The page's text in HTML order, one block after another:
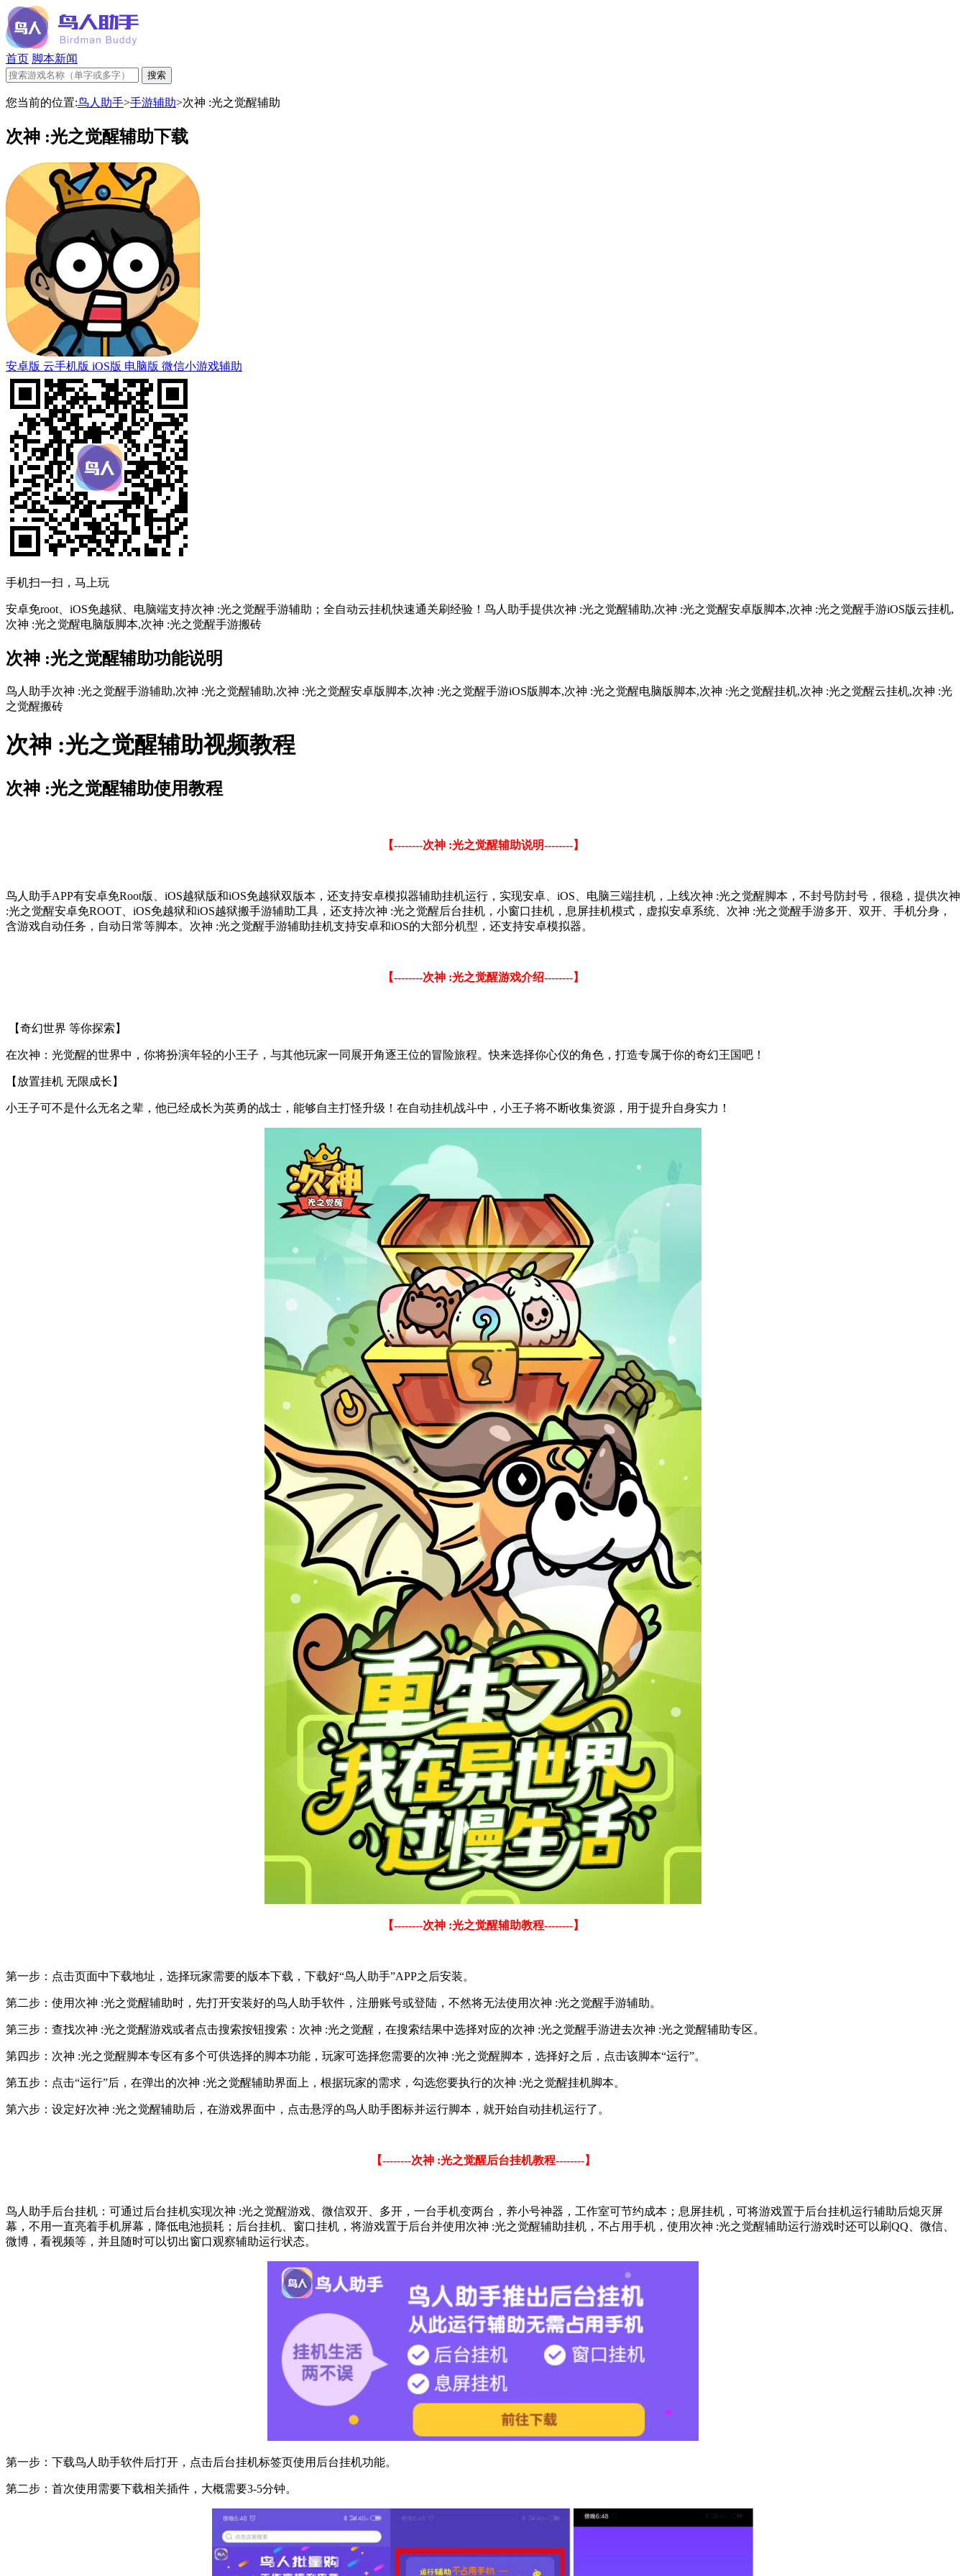
首页 脚本新闻
您当前的位置:鸟人助手>手游辅助>次神 :光之觉醒辅助
次神 :光之觉醒辅助下载
安卓版 云手机版 iOS版 电脑版 微信小游戏辅助
手机扫一扫，马上玩
安卓免root、iOS免越狱、电脑端支持次神 :光之觉醒手游辅助；全自动云挂机快速通关刷经验！鸟人助手提供次神 :光之觉醒辅助,次神 :光之觉醒安卓版脚本,次神 :光之觉醒手游iOS版云挂机,
次神 :光之觉醒电脑版脚本,次神 :光之觉醒手游搬砖
次神 :光之觉醒辅助功能说明
鸟人助手次神 :光之觉醒手游辅助,次神 :光之觉醒辅助,次神 :光之觉醒安卓版脚本,次神 :光之觉醒手游iOS版脚本,次神 :光之觉醒电脑版脚本,次神 :光之觉醒挂机,次神 :光之觉醒云挂机,次神 :光
之觉醒搬砖
次神 :光之觉醒辅助视频教程
次神 :光之觉醒辅助使用教程
【--------次神 :光之觉醒辅助说明--------】
鸟人助手APP有安卓免Root版、iOS越狱版和iOS免越狱双版本，还支持安卓模拟器辅助挂机运行，实现安卓、iOS、电脑三端挂机，上线次神 :光之觉醒脚本，不封号防封号，很稳，提供次神
:光之觉醒安卓免ROOT、iOS免越狱和iOS越狱搬手游辅助工具，还支持次神 :光之觉醒后台挂机，小窗口挂机，息屏挂机模式，虚拟安卓系统、次神 :光之觉醒手游多开、双开、手机分身，
含游戏自动任务，自动日常等脚本。次神 :光之觉醒手游辅助挂机支持安卓和iOS的大部分机型，还支持安卓模拟器。
【--------次神 :光之觉醒游戏介绍--------】
【奇幻世界 等你探索】
在次神：光觉醒的世界中，你将扮演年轻的小王子，与其他玩家一同展开角逐王位的冒险旅程。快来选择你心仪的角色，打造专属于你的奇幻王国吧！
【放置挂机 无限成长】
小王子可不是什么无名之辈，他已经成长为英勇的战士，能够自主打怪升级！在自动挂机战斗中，小王子将不断收集资源，用于提升自身实力！
【--------次神 :光之觉醒辅助教程--------】
第一步：点击页面中下载地址，选择玩家需要的版本下载，下载好“鸟人助手”APP之后安装。
第二步：使用次神 :光之觉醒辅助时，先打开安装好的鸟人助手软件，注册账号或登陆，不然将无法使用次神 :光之觉醒手游辅助。
第三步：查找次神 :光之觉醒游戏或者点击搜索按钮搜索：次神 :光之觉醒，在搜索结果中选择对应的次神 :光之觉醒手游进去次神 :光之觉醒辅助专区。
第四步：次神 :光之觉醒脚本专区有多个可供选择的脚本功能，玩家可选择您需要的次神 :光之觉醒脚本，选择好之后，点击该脚本“运行”。
第五步：点击“运行”后，在弹出的次神 :光之觉醒辅助界面上，根据玩家的需求，勾选您要执行的次神 :光之觉醒挂机脚本。
第六步：设定好次神 :光之觉醒辅助后，在游戏界面中，点击悬浮的鸟人助手图标并运行脚本，就开始自动挂机运行了。
【--------次神 :光之觉醒后台挂机教程--------】
鸟人助手后台挂机：可通过后台挂机实现次神 :光之觉醒游戏、微信双开、多开，一台手机变两台，养小号神器，工作室可节约成本；息屏挂机，可将游戏置于后台挂机运行辅助后熄灭屏
幕，不用一直亮着手机屏幕，降低电池损耗；后台挂机、窗口挂机，将游戏置于后台并使用次神 :光之觉醒辅助挂机，不占用手机，使用次神 :光之觉醒辅助运行游戏时还可以刷QQ、微信、
微博，看视频等，并且随时可以切出窗口观察辅助运行状态。
第一步：下载鸟人助手软件后打开，点击后台挂机标签页使用后台挂机功能。
第二步：首次使用需要下载相关插件，大概需要3-5分钟。